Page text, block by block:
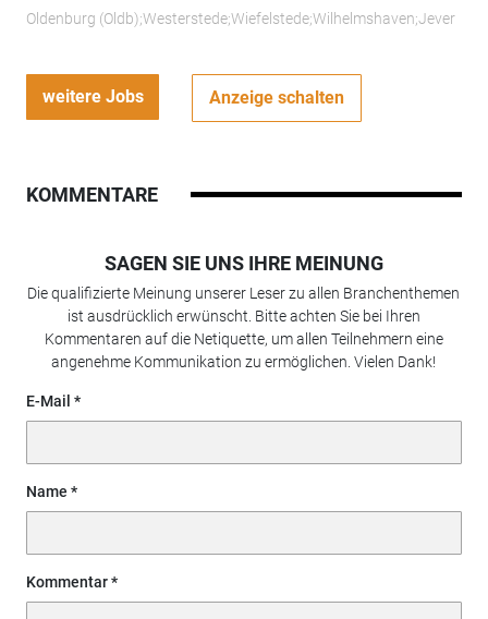
Oldenburg (Oldb);Westerstede;Wiefelstede;Wilhelmshaven;Jever
weitere Jobs Anzeige schalten
KOMMENTARE
SAGEN SIE UNS IHRE MEINUNG
Die qualifizierte Meinung unserer Leser zu allen Branchenthemen
ist ausdrücklich erwünscht. Bitte achten Sie bei Ihren
Kommentaren auf die Netiquette, um allen Teilnehmern eine
angenehme Kommunikation zu ermöglichen. Vielen Dank!
E-Mail
Name
Kommentar